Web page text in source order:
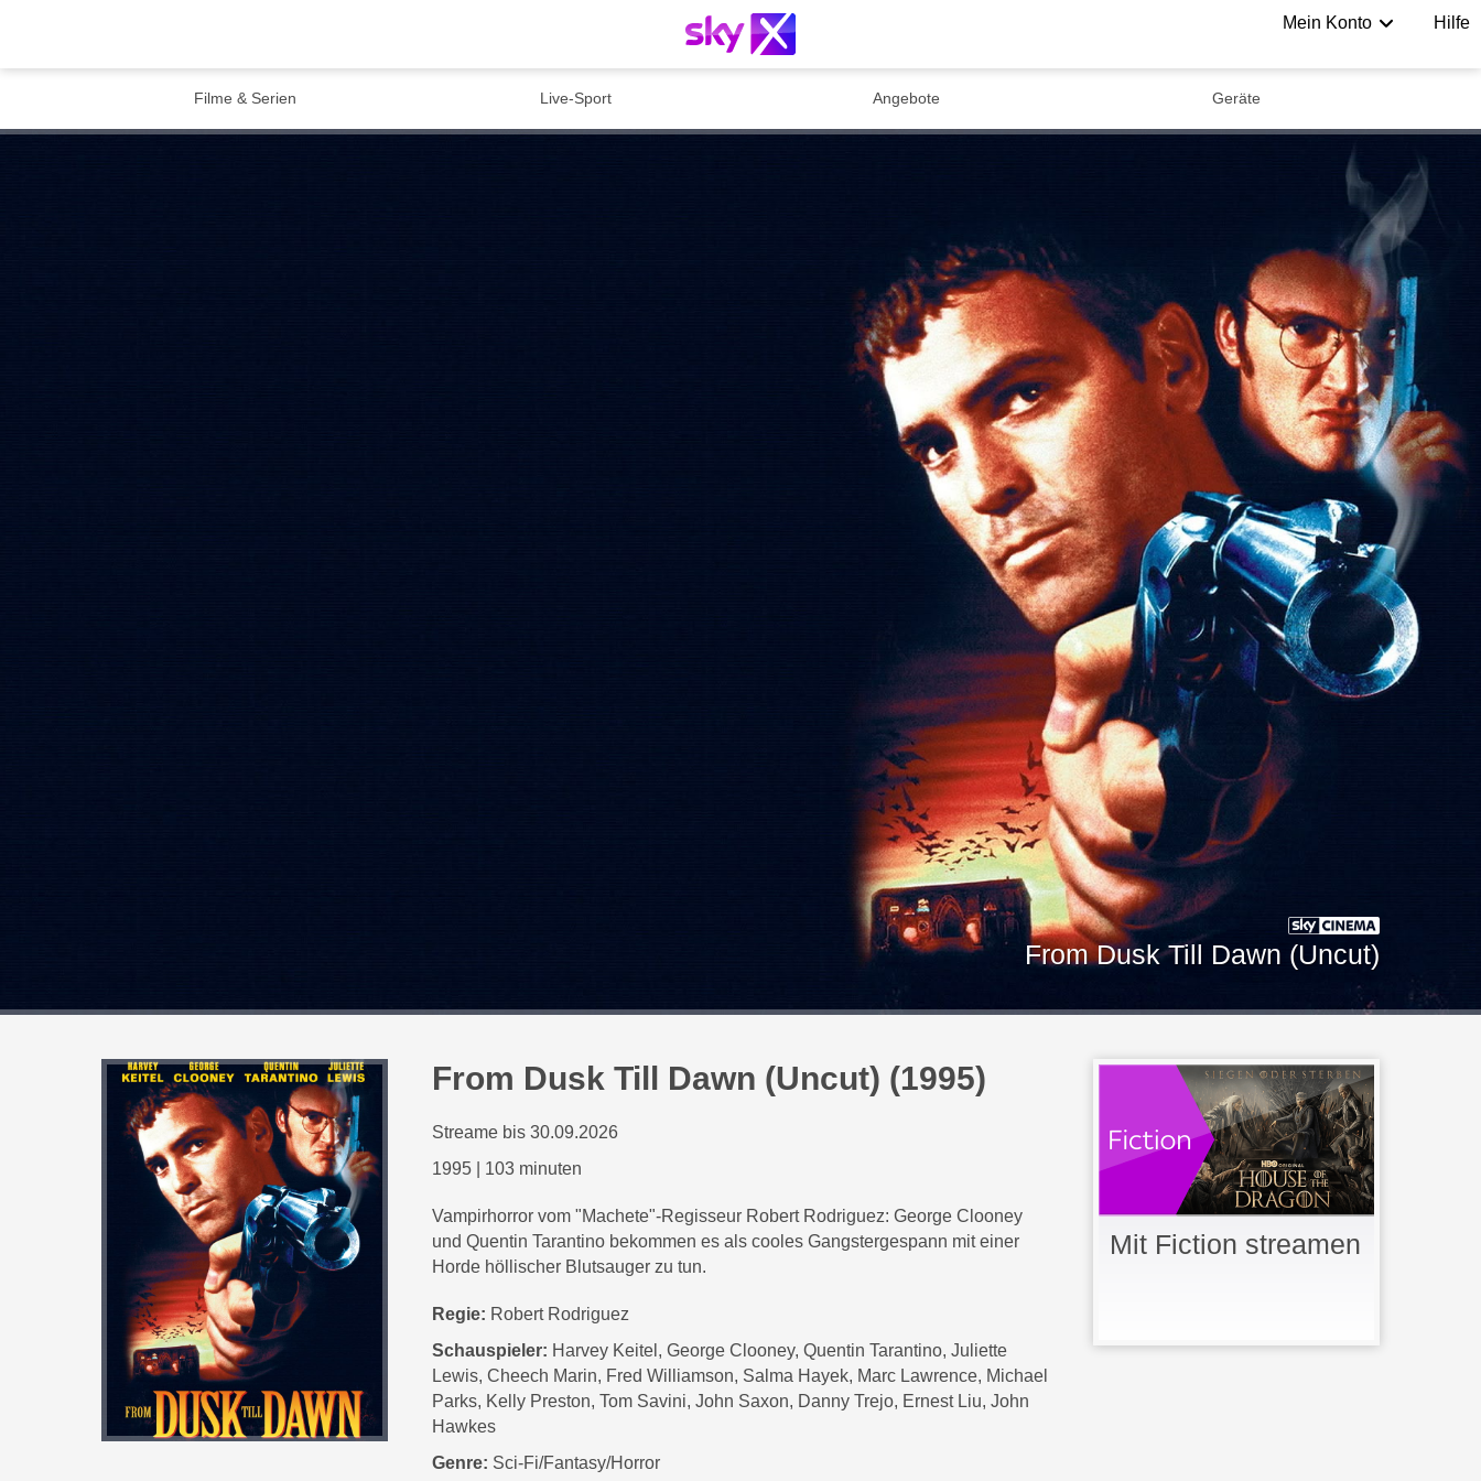
Mein Konto Hilfe
Filme & Serien Live-Sport Angebote Geräte
From Dusk Till Dawn (Uncut)
From Dusk Till Dawn (Uncut) (1995)
Streame bis 30.09.2026
1995
103 minuten
Vampirhorror vom "Machete"-Regisseur Robert Rodriguez: George Clooney
und Quentin Tarantino bekommen es als cooles Gangstergespann mit einer
Horde höllischer Blutsauger zu tun.
Regie: Robert Rodriguez
Schauspieler: Harvey Keitel, George Clooney, Quentin Tarantino, Juliette
Lewis, Cheech Marin, Fred Williamson, Salma Hayek, Marc Lawrence, Michael
Parks, Kelly Preston, Tom Savini, John Saxon, Danny Trejo, Ernest Liu, John
Hawkes
Genre: Sci-Fi/Fantasy/Horror
Mit Fiction streamen